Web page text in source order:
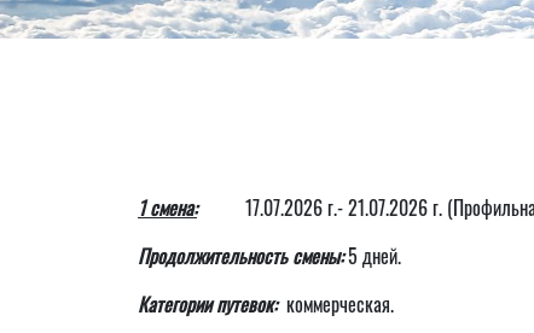
1 смена:17.07.2026 г.- 21.07.2026 г.
Продолжительность смены:5 дней.
Категории путевок:коммерческая.